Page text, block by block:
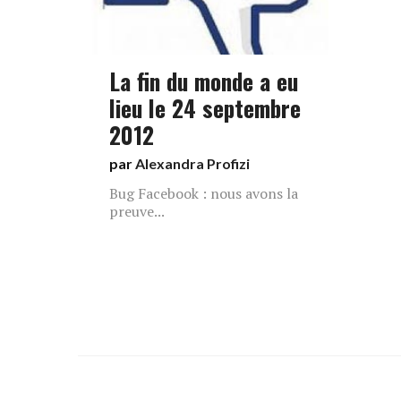
La fin du monde a eu
lieu le 24 septembre
2012
parAlexandra Profizi
Bug Facebook : nous avons la
preuve...